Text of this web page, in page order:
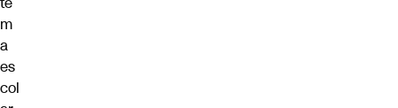
m
a
es
col